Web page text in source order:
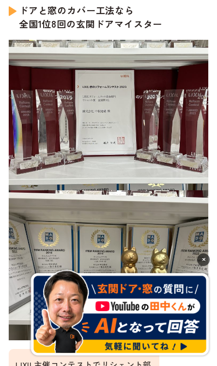
ドアと窓のカバー工法なら
全国1位8回の玄関ドアマイスター
×